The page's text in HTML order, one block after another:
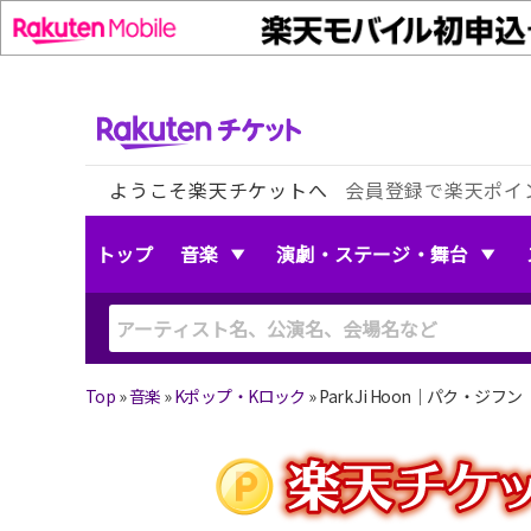
ようこそ楽天チケットへ 会員登録で楽天ポ
トップ 音楽 演劇・ステージ・舞台
Top »音楽 »Kポップ・Kロック »Park Ji Hoon｜パク・ジフン